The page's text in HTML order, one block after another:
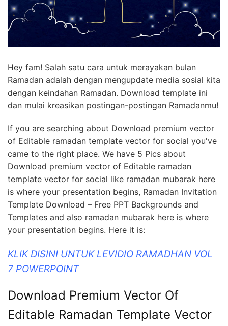
Hey fam! Salah satu cara untuk merayakan bulan
Ramadan adalah dengan mengupdate media sosial kita
dengan keindahan Ramadan. Download template ini
dan mulai kreasikan postingan-postingan Ramadanmu!
If you are searching about Download premium vector
of Editable ramadan template vector for social you've
came to the right place. We have 5 Pics about
Download premium vector of Editable ramadan
template vector for social like ramadan mubarak here
is where your presentation begins, Ramadan Invitation
Template Download – Free PPT Backgrounds and
Templates and also ramadan mubarak here is where
your presentation begins. Here it is:
KLIK DISINI UNTUK LEVIDIO RAMADHAN VOL
7 POWERPOINT
Download Premium Vector Of
Editable Ramadan Template Vector